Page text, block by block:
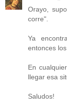
Orayo,
corre".
Ya
entonces
En
llegar esa
Saludos!